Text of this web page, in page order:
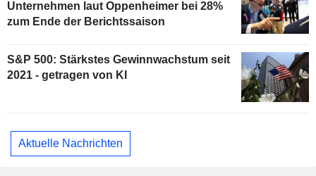
Unternehmen laut Oppenheimer bei 28%
zum Ende der Berichtssaison
S&P 500: Stärkstes Gewinnwachstum seit
2021 - getragen von KI
Aktuelle Nachrichten